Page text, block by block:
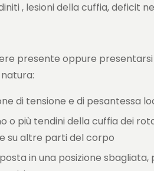
, lesioni della cuffia, deficit
presente oppure
di tensione e di pesantessa
o più tendini della cuffia dei
su altre parti del corpo
in una posizione